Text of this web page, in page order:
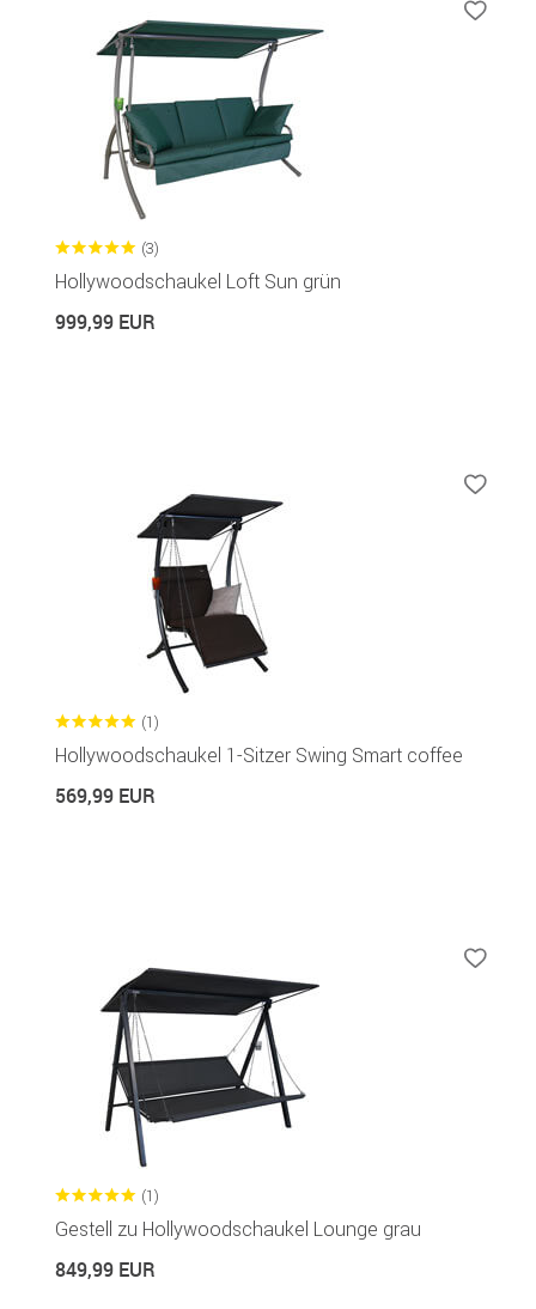
(3)
Hollywoodschaukel Loft Sun grün
999,99 EUR
(1)
Hollywoodschaukel 1-Sitzer Swing Smart coffee
569,99 EUR
(1)
Gestell zu Hollywoodschaukel Lounge grau
849,99 EUR